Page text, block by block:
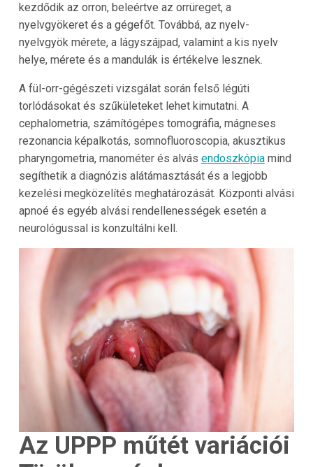
kezdődik az orron, beleértve az orrüreget, a
nyelvgyökeret és a gégefőt. Továbbá, az nyelv-
nyelvgyök mérete, a lágyszájpad, valamint a kis nyelv
helye, mérete és a mandulák is értékelve lesznek.
A fül-orr-gégészeti vizsgálat során felső légúti
torlódásokat és szűkületeket lehet kimutatni. A
cephalometria, számítógépes tomográfia, mágneses
rezonancia képalkotás, somnofluoroscopia, akusztikus
pharyngometria, manométer és alvás endoszkópiamind
segíthetik a diagnózis alátámasztását és a legjobb
kezelési megközelítés meghatározását. Központi alvási
apnoé és egyéb alvási rendellenességek esetén a
neurológussal is konzultálni kell.
Az UPPP műtét variációi